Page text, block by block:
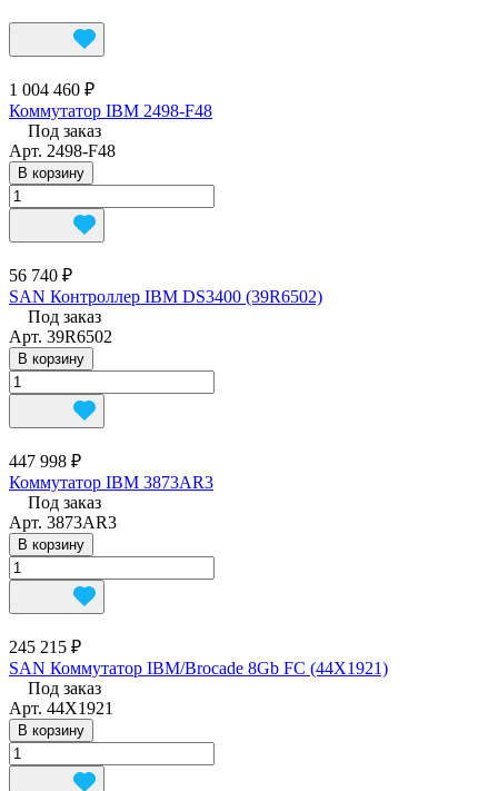
1 004 460 ₽
Коммутатор IBM 2498-F48
Под заказ
Арт. 2498-F48
В корзину
56 740 ₽
SAN Контроллер IBM DS3400 (39R6502)
Под заказ
Арт. 39R6502
В корзину
447 998 ₽
Коммутатор IBM 3873AR3
Под заказ
Арт. 3873AR3
В корзину
245 215 ₽
SAN Коммутатор IBM/Brocade 8Gb FC (44X1921)
Под заказ
Арт. 44X1921
В корзину